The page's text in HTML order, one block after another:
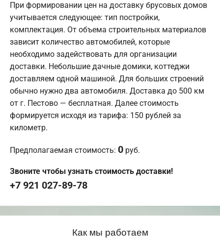
При формировании цен на доставку брусовых домов
учитывается следующее: тип постройки,
комплектация. От объема строительных материалов
зависит количество автомобилей, которые
необходимо задействовать для организации
доставки. Небольшие дачные домики, коттеджи
доставляем одной машиной. Для больших строений
обычно нужно два автомобиля. Доставка до 500 км
от г. Пестово — бесплатная. Далее стоимость
формируется исходя из тарифа: 150 рублей за
километр.
Предполагаемая стоимость: 0 руб.
Звоните чтобы узнать стоимость доставки!
+7 921 027-89-78
Как мы работаем